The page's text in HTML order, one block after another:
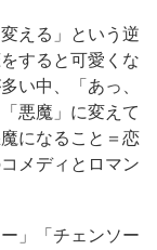
える」という逆
すると可愛くな
い中、「あっ、
悪魔」に変えて
になること＝恋
メディとロマン
」「チェンソー